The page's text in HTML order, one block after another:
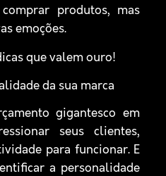
produtos, mas
emoções.
que valem ouro!
da sua marca
gigantesco em
seus clientes,
para funcionar. E
a personalidade